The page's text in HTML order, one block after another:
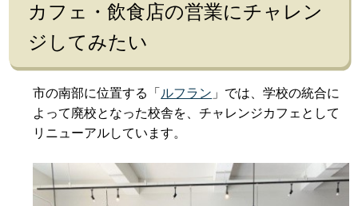
カフェ・飲食店の営業にチャレン
ジしてみたい
市の南部に位置する「 ルフラン 」では、学校の統合に
よって廃校となった校舎を、チャレンジカフェとして
リニューアルしています。